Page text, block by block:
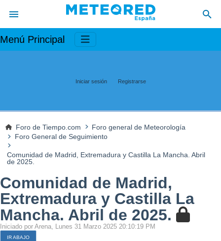
Menú Principal
Iniciar sesión Registrarse
Foro de Tiempo.com
Foro general de Meteorología
Foro General de Seguimiento
Comunidad de Madrid, Extremadura y Castilla La Mancha. Abril
de 2025.
Comunidad de Madrid,
Extremadura y Castilla La
Mancha. Abril de 2025.
Iniciado por Arena, Lunes 31 Marzo 2025 20:10:19 PM
IR ABAJO